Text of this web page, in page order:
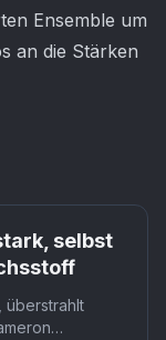
Ensemble um
an die Stärken
selbst
überstrahlt